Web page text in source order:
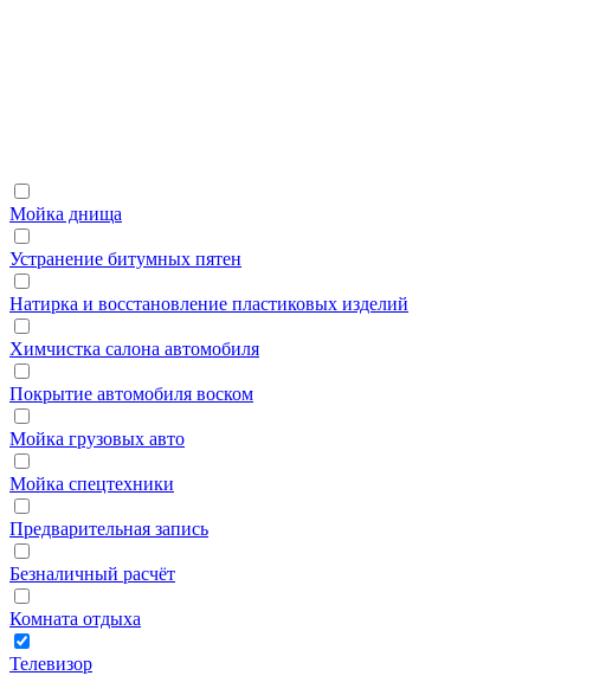
Мойка днища
Устранение битумных пятен
Натирка и восстановление пластиковых изделий
Химчистка салона автомобиля
Покрытие автомобиля воском
Мойка грузовых авто
Мойка спецтехники
Предварительная запись
Безналичный расчёт
Комната отдыха
Телевизор